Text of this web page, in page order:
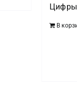
Цифры
В